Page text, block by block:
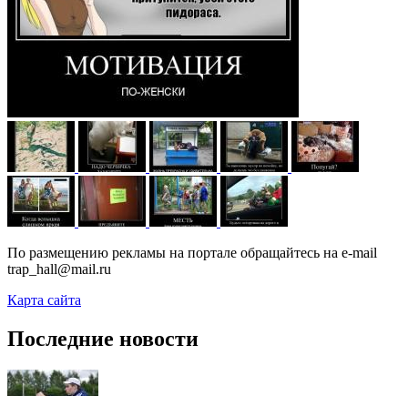
По размещению рекламы на портале обращайтесь на e-mail
trap_hall@mail.ru
Карта сайта
Последние новости